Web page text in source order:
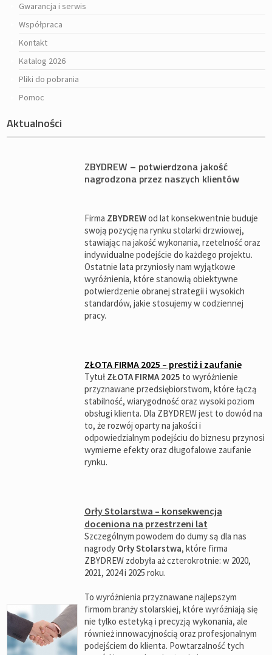
Gwarancja i serwis
Współpraca
Kontakt
Katalog 2026
Pliki do pobrania
Pomoc
Aktualności
ZBYDREW – potwierdzona jakość
nagrodzona przez naszych klientów
Firma ZBYDREWod lat konsekwentnie buduje
swoją pozycję na rynku stolarki drzwiowej,
stawiając na jakość wykonania, rzetelność oraz
indywidualne podejście do każdego projektu.
Ostatnie lata przyniosły nam wyjątkowe
wyróżnienia, które stanowią obiektywne
potwierdzenie obranej strategii i wysokich
standardów, jakie stosujemy w codziennej
pracy.
ZŁOTA FIRMA 2025 – prestiż i zaufanie
Tytuł ZŁOTA FIRMA 2025 to wyróżnienie
przyznawane przedsiębiorstwom, które łączą
stabilność, wiarygodność oraz wysoki poziom
obsługi klienta. Dla ZBYDREW jest to dowód na
to, że rozwój oparty na jakości i
odpowiedzialnym podejściu do biznesu przynosi
wymierne efekty oraz długofalowe zaufanie
rynku.
Orły Stolarstwa – konsekwencja
doceniona na przestrzeni lat
Szczególnym powodem do dumy są dla nas
nagrody Orły Stolarstwa, które firma
ZBYDREW zdobyła aż czterokrotnie: w 2020,
2021, 2024 i 2025 roku.
To wyróżnienia przyznawane najlepszym
firmom branży stolarskiej, które wyróżniają się
nie tylko estetyką i precyzją wykonania, ale
również innowacyjnością oraz profesjonalnym
podejściem do klienta. Powtarzalność tych